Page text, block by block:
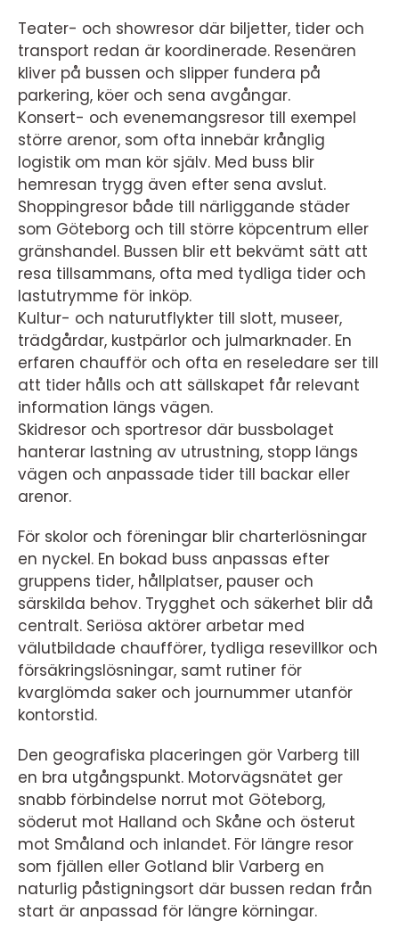
Teater- och showresor där biljetter, tider och
transport redan är koordinerade. Resenären
kliver på bussen och slipper fundera på
parkering, köer och sena avgångar.
Konsert- och evenemangsresor till exempel
större arenor, som ofta innebär krånglig
logistik om man kör själv. Med buss blir
hemresan trygg även efter sena avslut.
Shoppingresor både till närliggande städer
som Göteborg och till större köpcentrum eller
gränshandel. Bussen blir ett bekvämt sätt att
resa tillsammans, ofta med tydliga tider och
lastutrymme för inköp.
Kultur- och naturutflykter till slott, museer,
trädgårdar, kustpärlor och julmarknader. En
erfaren chaufför och ofta en reseledare ser till
att tider hålls och att sällskapet får relevant
information längs vägen.
Skidresor och sportresor där bussbolaget
hanterar lastning av utrustning, stopp längs
vägen och anpassade tider till backar eller
arenor.
För skolor och föreningar blir charterlösningar
en nyckel. En bokad buss anpassas efter
gruppens tider, hållplatser, pauser och
särskilda behov. Trygghet och säkerhet blir då
centralt. Seriösa aktörer arbetar med
välutbildade chaufförer, tydliga resevillkor och
försäkringslösningar, samt rutiner för
kvarglömda saker och journummer utanför
kontorstid.
Den geografiska placeringen gör Varberg till
en bra utgångspunkt. Motorvägsnätet ger
snabb förbindelse norrut mot Göteborg,
söderut mot Halland och Skåne och österut
mot Småland och inlandet. För längre resor
som fjällen eller Gotland blir Varberg en
naturlig påstigningsort där bussen redan från
start är anpassad för längre körningar.